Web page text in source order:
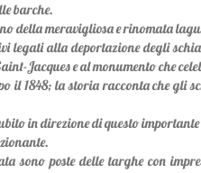
barche.
della meravigliosa e rinomata
legati alla deportazione degli
Jacques e al monumento che
il 1848; la storia racconta che gli
in direzione di questo
sono poste delle targhe con